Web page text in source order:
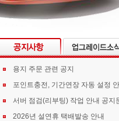
용지 주문 관련 공지
포인트충전, 기간연장 자동 설정
서버 점검(리부팅) 작업 안내 공지
2026년 설연휴 택배발송 안내